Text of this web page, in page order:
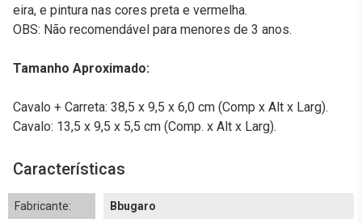
eira, e pintura nas cores preta e vermelha.
OBS: Não recomendável para menores de 3 anos.
Tamanho Aproximado:
Cavalo + Carreta: 38,5 x 9,5 x 6,0 cm (Comp x Alt x Larg).
Cavalo: 13,5 x 9,5 x 5,5 cm (Comp. x Alt x Larg).
Características
Fabricante: Bbugaro